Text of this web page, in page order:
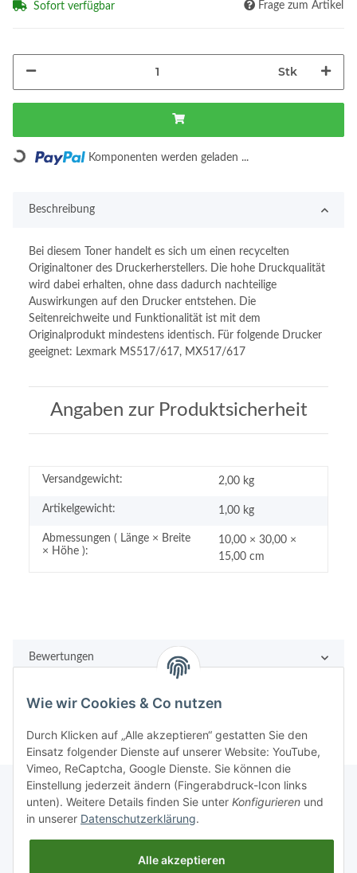
Sofort verfügbar Frage zum Artikel
Stk
Loading... Komponenten werden geladen ...
Beschreibung
Bei diesem Toner handelt es sich um einen recycelten
Originaltoner des Druckerherstellers. Die hohe Druckqualität
wird dabei erhalten, ohne dass dadurch nachteilige
Auswirkungen auf den Drucker entstehen. Die
Seitenreichweite und Funktionalität ist mit dem
Originalprodukt mindestens identisch. Für folgende Drucker
geeignet: Lexmark MS517/617, MX517/617
Angaben zur Produktsicherheit
Versandgewicht: 2,00 kg
Artikelgewicht: 1,00 kg
Abmessungen ( Länge × Breite
× Höhe ):
10,00 × 30,00 ×
15,00 cm
Bewertungen
Rechtliches
Wie wir Cookies & Co nutzen
Durch Klicken auf „Alle akzeptieren“ gestatten Sie den
Einsatz folgender Dienste auf unserer Website: YouTube,
Vimeo, ReCaptcha, Google Dienste. Sie können die
Einstellung jederzeit ändern (Fingerabdruck-Icon links
unten). Weitere Details finden Sie unter Konfigurieren und
in unserer Datenschutzerklärung.
Alle akzeptieren